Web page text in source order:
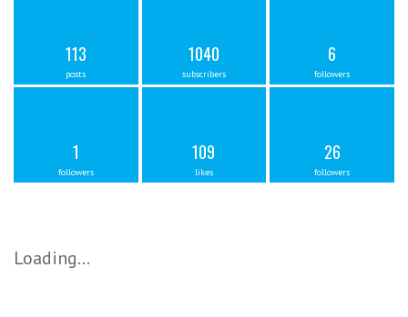
113
posts
1040
subscribers
6
followers
1
followers
109
likes
26
followers
Loading…